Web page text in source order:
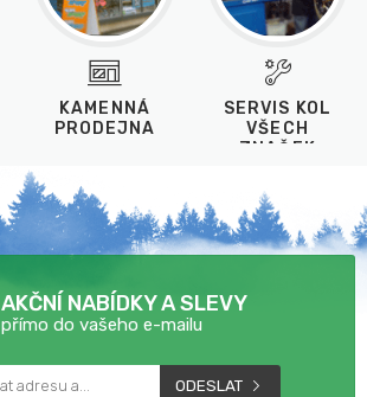
KAMENNÁ
PRODEJNA
SERVIS KOL
VŠECH
ZNAČEK
AKČNÍ NABÍDKY A SLEVY
přímo do vašeho e-mailu
ODESLAT